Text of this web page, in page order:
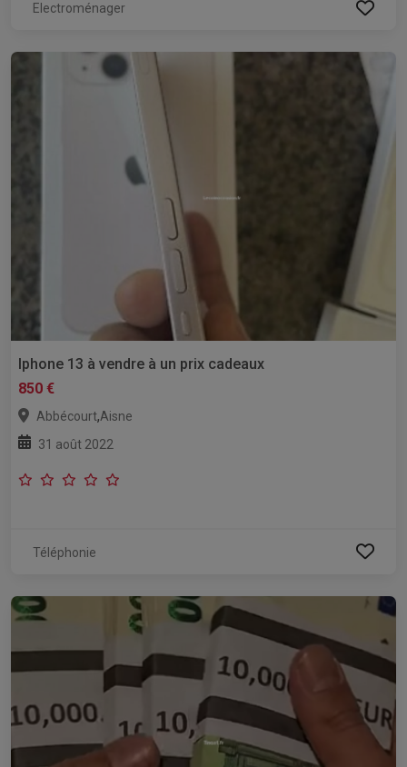
Electroménager
Iphone 13 à vendre à un prix cadeaux
850 €
Abbécourt,Aisne
31 août 2022
Téléphonie